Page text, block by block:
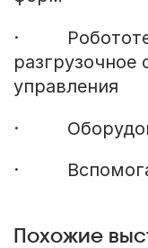
·
управления
·
·
Похожие